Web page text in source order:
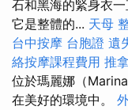
石和黑海的緊身衣
它是整體的... 天母
台中按摩 台胞證 遺
絡按摩課程費用 推
位於瑪麗娜（
在美好的環境中。